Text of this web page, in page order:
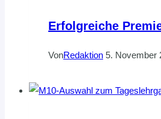
Erfolgreiche
VonRedaktion 5. November